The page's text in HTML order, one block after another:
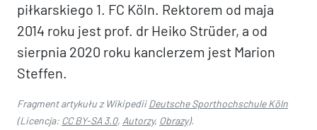
piłkarskiego 1. FC Köln. Rektorem od maja
2014 roku jest prof. dr Heiko Strüder, a od
sierpnia 2020 roku kanclerzem jest Marion
Steffen.
Fragment artykułu z WikipediiDeutsche Sporthochschule Köln
(Licencja: CC BY-SA 3.0, Autorzy, Obrazy).